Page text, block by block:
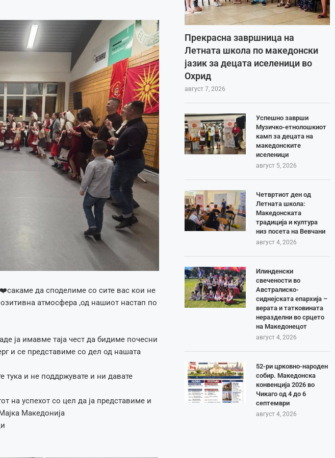
сакаме да споделиме со сите вас кои не
атмосфера ,од нашиот настап по
ја имавме таја чест да бидиме почесни
и се представиме со дел од нашата
тука и не поддржувате и ни давате
на успехот со цел да ја представиме и
Македонија
Прекрасна завршница на
Летната школа по македонски
јазик за децата иселеници во
Охрид
август 7, 2026
Успешно заврши
Музичко-етнолошкиот
камп за децата на
македонските
иселеници
август 5, 2026
Четвртиот ден од
Летната школа:
Македонската
традиција и култура
низ посета на Вевчани
август 4, 2026
Илинденски
свечености во
Австралиско-
сиднејската епархија –
верата и татковината
неразделни во срцето
на Македонецот
август 4, 2026
52-ри црковно-народен
собир. Македонска
конвенција 2026 во
Чикаго од 4 до 6
септември
август 4, 2026